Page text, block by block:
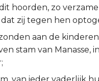
hoorden, zo
dat zij tegen hen
aan de
stam van Manasse,